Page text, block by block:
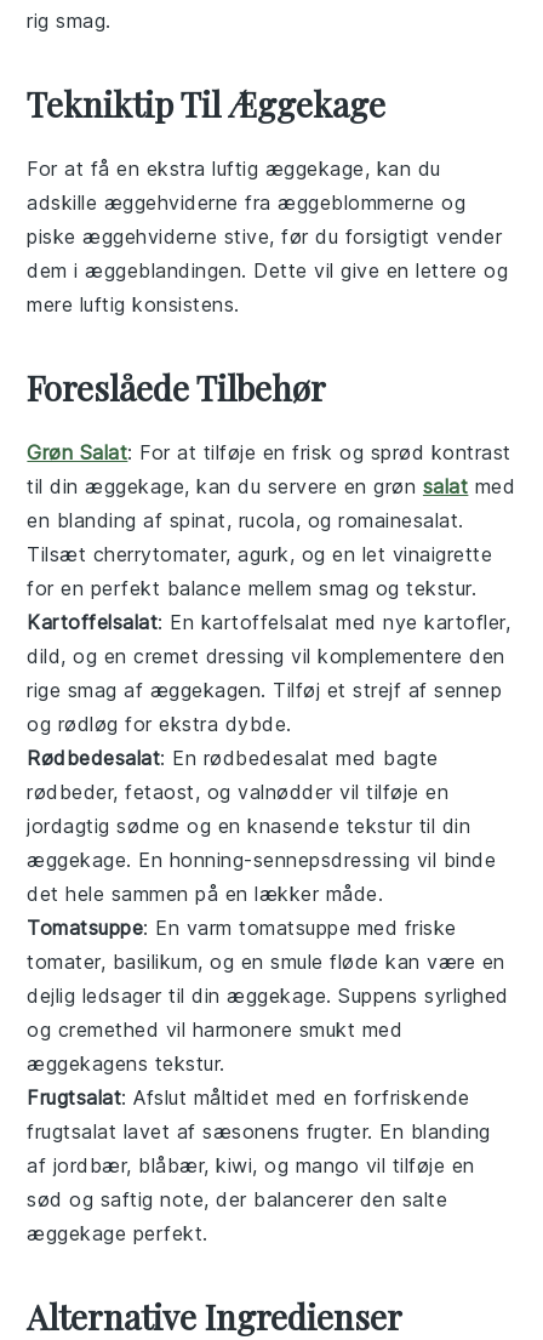
rig smag.
Tekniktip Til Æggekage
For at få en ekstra luftig æggekage, kan du
adskille æggehviderne fraæggeblommerne og
piskeæggehviderne stive, før du forsigtigt vender
dem iæggeblandingen. Dette vil give en lettere og
mere luftig konsistens.
Foreslåede Tilbehør
Grøn Salat: For at tilføje en frisk og sprød kontrast
til dinæggekage, kan du servere engrøn salat med
en blanding af spinat, rucola, ogromainesalat.
Tilsæt cherrytomater,agurk, og en let vinaigrette
for en perfekt balance mellem smag og tekstur.
Kartoffelsalat: En kartoffelsalat mednye kartofler,
dild, og en cremet dressing vil komplementere den
rige smag af æggekagen. Tilføj et strejf afsennep
og rødløg for ekstra dybde.
Rødbedesalat: En rødbedesalat med bagte
rødbeder,fetaost, ogvalnødder vil tilføje en
jordagtig sødme og en knasende tekstur til din
æggekage. En honning-sennepsdressing vil binde
det hele sammen på en lækker måde.
Tomatsuppe: En varmtomatsuppe med friske
tomater, basilikum, og en smulefløde kan være en
dejlig ledsager til dinæggekage. Suppens syrlighed
og cremethed vil harmonere smukt med
æggekagens tekstur.
Frugtsalat: Afslut måltidet med en forfriskende
frugtsalat lavet afsæsonens frugter. En blanding
af jordbær, blåbær,kiwi, og mango vil tilføje en
sød og saftig note, der balancerer den salte
æggekage perfekt.
Alternative Ingredienser